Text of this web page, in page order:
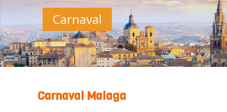
Carnaval
Carnaval Malaga